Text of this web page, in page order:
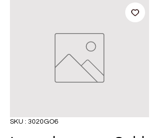
SKU : 3020GO6